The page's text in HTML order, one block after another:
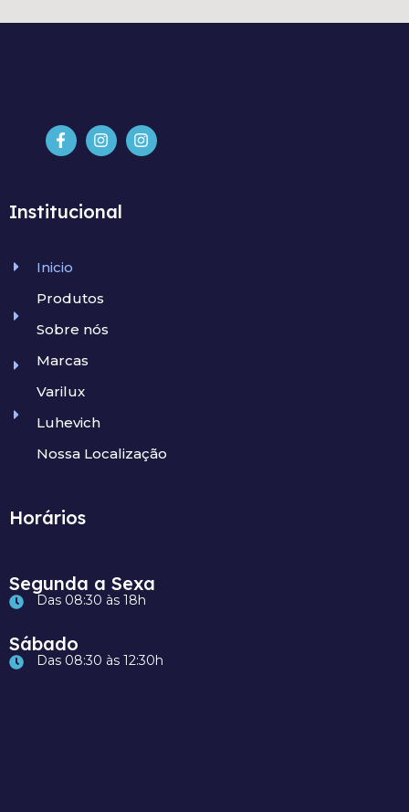
Institucional
Inicio
Produtos
Sobre nós
Marcas
Varilux
Luhevich
Nossa Localização
Horários
Segunda a Sexa
Das 08:30 às 18h
Sábado
Das 08:30 às 12:30h